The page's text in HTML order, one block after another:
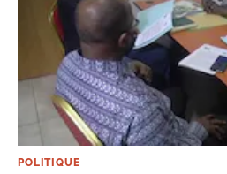
POLITIQUE